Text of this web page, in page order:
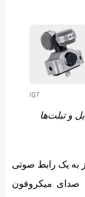
و تبلت‌ها
به یک رابط صوتی
صدای میکروفون